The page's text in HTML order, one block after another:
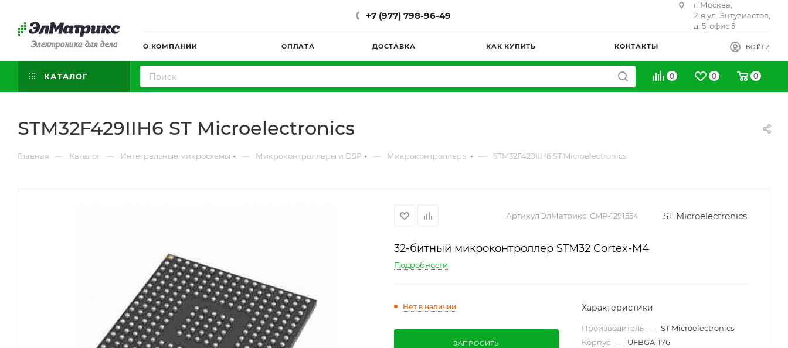
Электроника для дела
+7 (977) 798-96-49
г. Москва,
2-я ул. Энтузиастов,
д. 5, офис 5
О КОМПАНИИ ОПЛАТА ДОСТАВКА КАК КУПИТЬ КОНТАКТЫ ВОЙТИ
КАТАЛОГ 0 0 0
STM32F429IIH6 ST Microelectronics
Главная — Каталог — Интегральные микросхемы — Микроконтроллеры и DSP — Микроконтроллеры — STM32F429IIH6 ST Microelectronics
Артикул ЭлМатрикс: CMP-1291554 ST Microelectronics
32-битный микроконтроллер STM32 Cortex-M4
Подробности
Нет в наличии
ЗАПРОСИТЬ
Характеристики
Производитель — ST Microelectronics
Корпус — UFBGA-176